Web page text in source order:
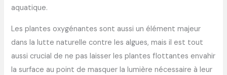
aquatique.
Les plantes oxygénantes sont aussi un élément majeur
dans la lutte naturelle contre les algues, mais il est tout
aussi crucial de ne pas laisser les plantes flottantes envahir
la surface au point de masquer la lumière nécessaire à leur